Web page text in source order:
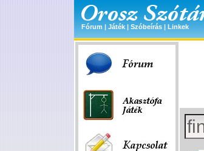
Fórum | Játék | Szóbeírás | Linkek